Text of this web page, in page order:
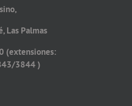
Las Palmas
(extensiones:
3844 )